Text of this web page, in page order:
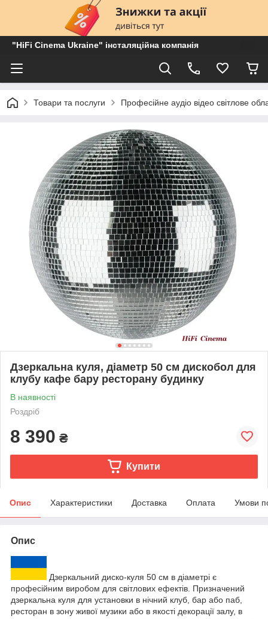
"HiFi Cinema Ukraine" інсталяційна компанія
Товари та послуги Професійне аудіо відео світлове
Дзеркальна куля, діаметр 50 см дискобол для
клубу кафе бару ресторану будинку
В наявності
Роздріб
8 390 ₴
Купити
Опис Характеристики Доставка Оплата Умови
Опис
Дзеркальний диско-куля 50 см в діаметрі є
професійним виробом для світлових ефектів. Призначений
дзеркальна куля для установки в нічний клуб, бар або паб,
ресторан в зону живої музики або в якості декорації залу, в